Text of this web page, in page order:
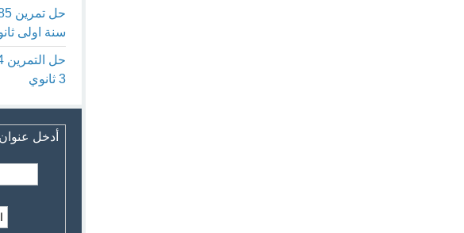
سنة اولى
3 ثانوي
أدخل